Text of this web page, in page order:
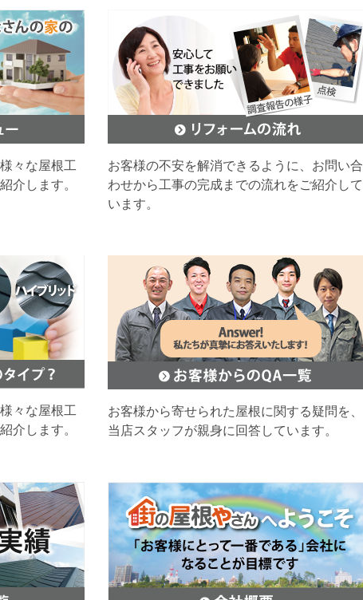
々な屋根工
介します。
お客様の不安を解消できるように、お問い合
わせから工事の完成までの流れをご紹介して
います。
々な屋根工
介します。
お客様から寄せられた屋根に関する疑問を、
当店スタッフが親身に回答しています。